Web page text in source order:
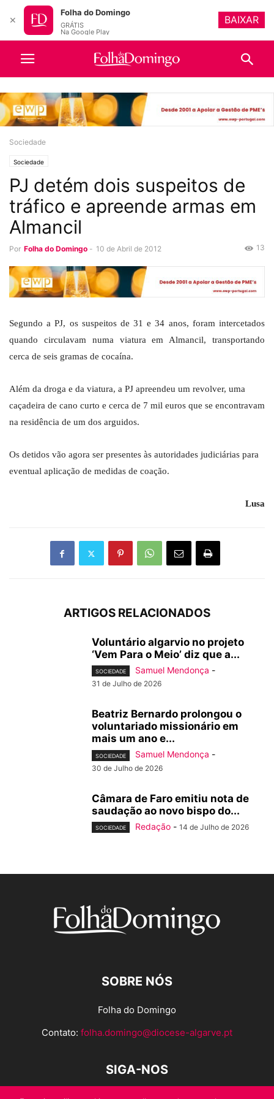
Sociedade
Sociedade
PJ detém dois suspeitos de
tráfico e apreende armas em
Almancil
Por Folha do Domingo - 10 de Abril de 2012 13
Segundo a PJ, os suspeitos de 31 e 34 anos, foram intercetados
quando circulavam numa viatura em Almancil, transportando
cerca de seis gramas de cocaína.
Além da droga e da viatura, a PJ apreendeu um revolver, uma
caçadeira de cano curto e cerca de 7 mil euros que se encontravam
na residência de um dos arguidos.
Os detidos vão agora ser presentes às autoridades judiciárias para
eventual aplicação de medidas de coação.
Lusa
ARTIGOS RELACIONADOS
Voluntário algarvio no projeto
‘Vem Para o Meio’ diz que a...
SOCIEDADE Samuel Mendonça -
31 de Julho de 2026
Beatriz Bernardo prolongou o
voluntariado missionário em
mais um ano e...
SOCIEDADE Samuel Mendonça -
30 de Julho de 2026
Câmara de Faro emitiu nota de
saudação ao novo bispo do...
SOCIEDADE Redação - 14 de Julho de 2026
SOBRE NÓS
Folha do Domingo
Contato: folha.domingo@diocese-algarve.pt
SIGA-NOS
✕
Folha do Domingo
GRÁTIS
Na Google Play
BAIXAR